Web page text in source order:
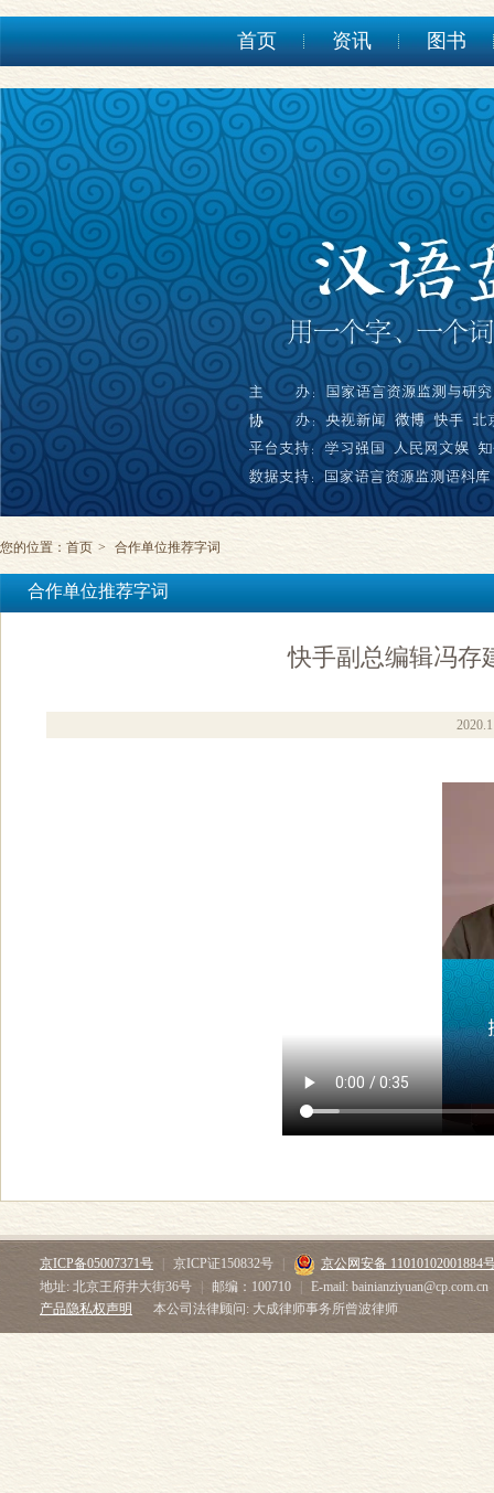
首页 资讯 图书
您的位置： 首页 > 合作单位推荐字词
合作单位推荐字词
快手副总编辑冯存
京ICP备05007371号 京ICP证150832号
京公网安备 11010102001884
地址: 北京王府井大街36号
邮编：100710
E-mail: bainianziyuan@cp.com.cn
产品隐私权声明
本公司法律顾问: 大成律师事务所曾波律师